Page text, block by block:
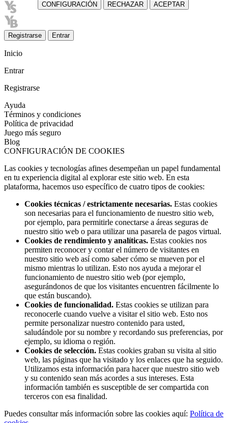
Registrarse Entrar
Inicio
Entrar
Registrarse
Ayuda
Términos y condiciones
Política de privacidad
Juego más seguro
Blog
CONFIGURACIÓN DE COOKIES
Las cookies y tecnologías afines desempeñan un papel fundamental
en tu experiencia digital al explorar este sitio web. En esta
plataforma, hacemos uso específico de cuatro tipos de cookies:
Cookies técnicas / estrictamente necesarias. Estas cookies
son necesarias para el funcionamiento de nuestro sitio web,
por ejemplo, para permitirle conectarse a áreas seguras de
nuestro sitio web o para utilizar una pasarela de pagos virtual.
Cookies de rendimiento y analíticas. Estas cookies nos
permiten reconocer y contar el número de visitantes en
nuestro sitio web así como saber cómo se mueven por el
mismo mientras lo utilizan. Esto nos ayuda a mejorar el
funcionamiento de nuestro sitio web (por ejemplo,
asegurándonos de que los visitantes encuentren fácilmente lo
que están buscando).
Cookies de funcionalidad. Estas cookies se utilizan para
reconocerle cuando vuelve a visitar el sitio web. Esto nos
permite personalizar nuestro contenido para usted,
saludándole por su nombre y recordando sus preferencias, por
ejemplo, su idioma o región.
Cookies de selección. Estas cookies graban su visita al sitio
web, las páginas que ha visitado y los enlaces que ha seguido.
Utilizamos esta información para hacer que nuestro sitio web
y su contenido sean más acordes a sus intereses. Esta
información también es susceptible de ser compartida con
terceros con esa finalidad.
Puedes consultar más información sobre las cookies aquí: Política de
CONFIGURACIÓN RECHAZAR ACEPTAR